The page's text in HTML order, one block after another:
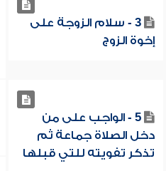
3 - سلام الزوجة على
إخوة الزوج
5 - الواجب على من
دخل الصلاة جماعة ثم
تذكر تفويته للتي قبلها